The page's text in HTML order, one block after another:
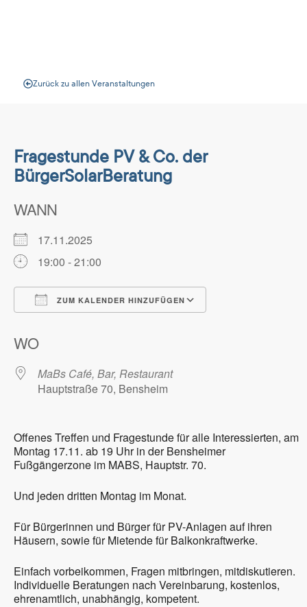
Zurück zu allen Veranstaltungen
Fragestunde PV & Co. der
BürgerSolarBeratung
WANN
17.11.2025
19:00 - 21:00
ZUM KALENDER HINZUFÜGEN
WO
MaBs Café, Bar, Restaurant
Hauptstraße 70, Bensheim
Offenes Treffen und Fragestunde für alle Interessierten, am
Montag 17.11. ab 19 Uhr in der Bensheimer
Fußgängerzone im MABS, Hauptstr. 70.
Und jeden dritten Montag im Monat.
Für Bürgerinnen und Bürger für PV-Anlagen auf ihren
Häusern, sowie für Mietende für Balkonkraftwerke.
Einfach vorbeikommen, Fragen mitbringen, mitdiskutieren.
Individuelle Beratungen nach Vereinbarung, kostenlos,
ehrenamtlich, unabhängig, kompetent.